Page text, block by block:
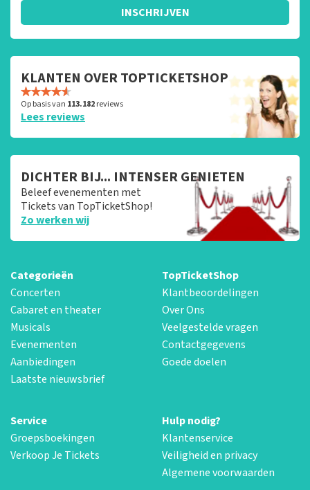
INSCHRIJVEN
KLANTEN OVER TOPTICKETSHOP
Op basis van 113.182reviews
Lees reviews
DICHTER BIJ... INTENSER GENIETEN
Beleef evenementen met
Tickets van TopTicketShop!
Zo werken wij
Categorieën
Concerten
Cabaret en theater
Musicals
Evenementen
Aanbiedingen
Laatste nieuwsbrief
TopTicketShop
Klantbeoordelingen
Over Ons
Veelgestelde vragen
Contactgegevens
Goede doelen
Service
Groepsboekingen
Verkoop Je Tickets
Hulp nodig?
Klantenservice
Veiligheid en privacy
Algemene voorwaarden